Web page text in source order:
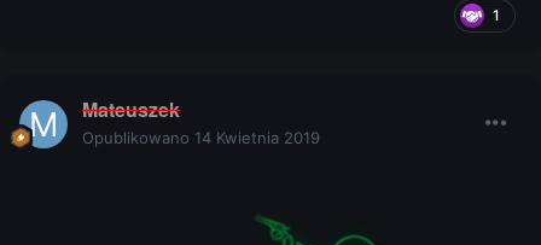
1
Mateuszek
Opublikowano 14 Kwietnia 2019